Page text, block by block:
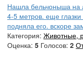
Нашла бельчоныша на
4-5 метров. еще
подняла его. вскоре
Категория: Животные,
Оценка: 5 Голосов: 2